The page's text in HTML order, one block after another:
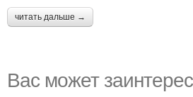
читать дальше →
Вас может